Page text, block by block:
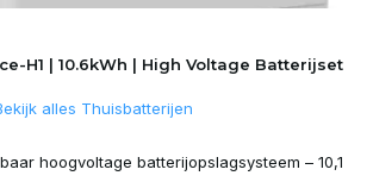
H1 | 10.6kWh | High Voltage Batterijset
alles Thuisbatterijen
hoogvoltage batterijopslagsysteem – 10,1